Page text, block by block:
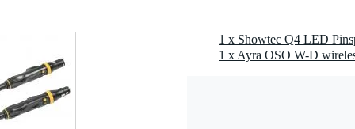
DMX-in- en uitgang
1 x Showtec Q4 LED